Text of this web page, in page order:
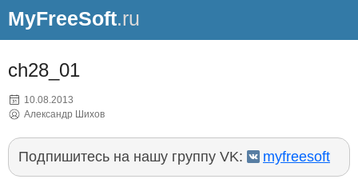
MyFreeSoft.ru
ch28_01
10.08.2013
Александр Шихов
Подпишитесь на нашу группу VK: myfreesoft